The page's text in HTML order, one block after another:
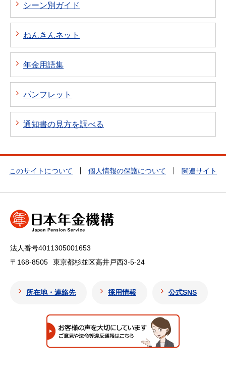
シーン別ガイド
ねんきんネット
年金用語集
パンフレット
通知書の見方を調べる
このサイトについて 個人情報の保護について 関連サイト
法人番号4011305001653
〒168-8505
東京都杉並区高井戸西3-5-24
所在地・連絡先 採用情報 公式SNS